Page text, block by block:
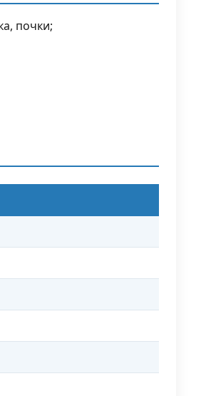
почки;